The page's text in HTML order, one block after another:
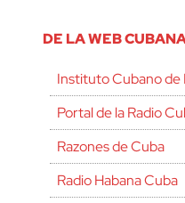
DE LA WEB
Instituto Cubano de
Portal de la Radio
Razones de Cuba
Radio Habana Cuba